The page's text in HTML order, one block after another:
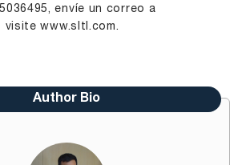
envíe un correo a
visitewww.sltl.com.
Author Bio